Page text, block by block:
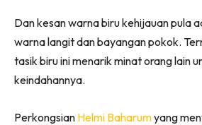
Dan kesan warna biru kehijauan pula
warna langit dan bayangan pokok.
tasik biru ini menarik minat orang lain
keindahannya.
Perkongsian Helmi Baharumyang